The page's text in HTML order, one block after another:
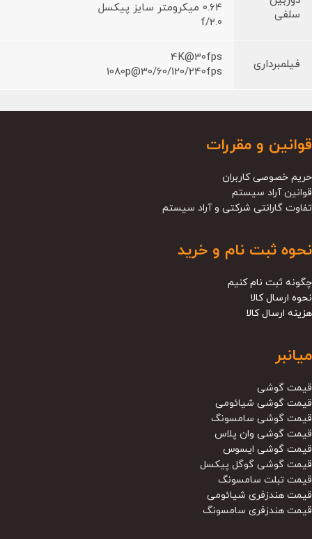
سلفی
0.64 میکرومتر سایز پیکسل
f/2.0
فیلمبرداری
4K@30fps
1080p@30/60/120/240fps
قوانین و مقررات
حریم خصوصی کاربران
قوانین آراد سیستم
تفاوت گارانتی شرکتی و آراد سیستم
نحوه ثبت نام و خرید
چگونه ثبت نام کنیم
نحوه ارسال کالا
هزینه ارسال کالا
میانبر
قیمت گوشی
قیمت گوشی شیائومی
قیمت گوشی سامسونگ
قیمت گوشی وان پلاس
قیمت گوشی ایسوس
قیمت گوشی گوگل پیکسل
قیمت تبلت سامسونگ
قیمت هندزفری شیائومی
قیمت هندزفری سامسونگ